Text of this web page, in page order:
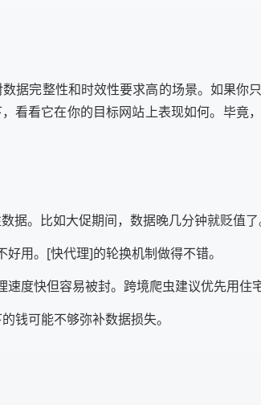
据完整性和时效性要求高的场景。如果你
看看它在你的目标网站上表现如何。毕竟
。比如大促期间，数据晚几分钟就贬值了
用。[快代理]的轮换机制做得不错。
度快但容易被封。跨境爬虫建议优先用住
钱可能不够弥补数据损失。